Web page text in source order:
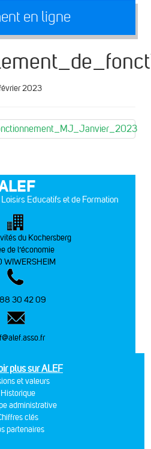
en ligne
2023
Educatifs et de Formation
du Kochersberg
de l’économie
WIWERSHEIM
30 42 09
plus sur ALEF
et valeurs
Historique
administrative
clés
partenaires